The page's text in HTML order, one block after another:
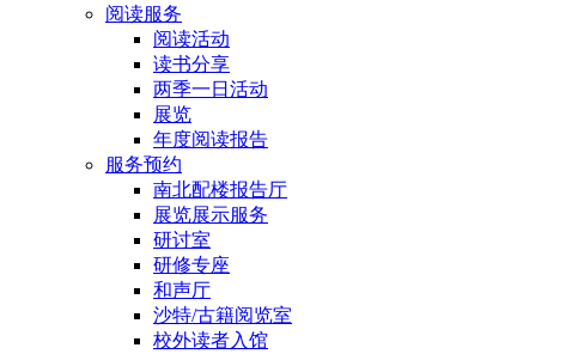
阅读服务
阅读活动
读书分享
两季一日活动
展览
年度阅读报告
服务预约
南北配楼报告厅
展览展示服务
研讨室
研修专座
和声厅
沙特/古籍阅览室
校外读者入馆